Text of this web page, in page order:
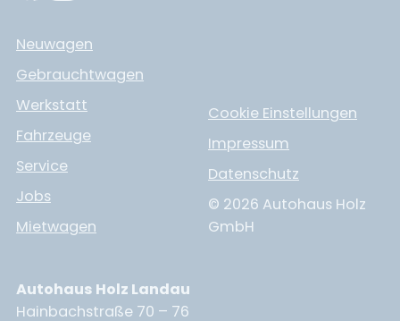
Neuwagen
Gebrauchtwagen
Werkstatt
Fahrzeuge
Service
Jobs
Mietwagen
Cookie Einstellungen
Impressum
Datenschutz
© 2026 Autohaus Holz
GmbH
Autohaus Holz Landau
Hainbachstraße 70 – 76